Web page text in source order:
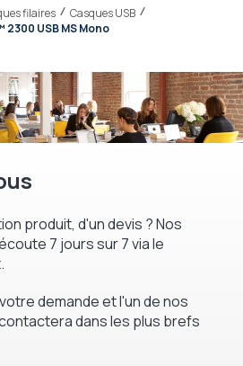
filaires
Casques USB
2300 USB MS Mono
produit, d'un devis ? Nos
7 jours sur 7 via le
demande et l'un de nos
dans les plus brefs